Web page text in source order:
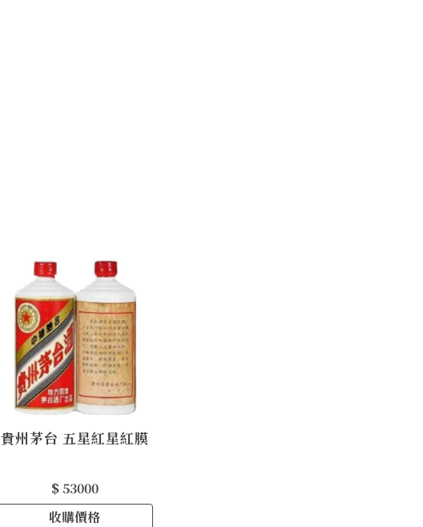
貴州茅台 五星紅星紅膜
$ 53000
收購價格